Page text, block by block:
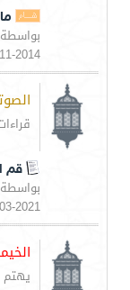
بواسطة
2014
قم
بواسطة
2021
يهتم